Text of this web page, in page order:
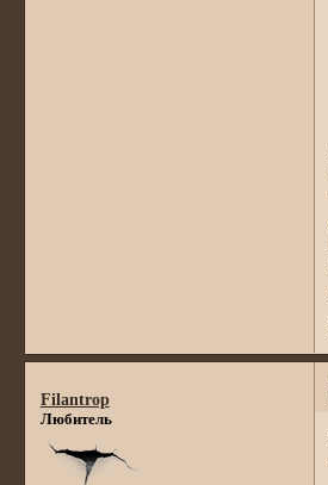
Filantrop
Любитель